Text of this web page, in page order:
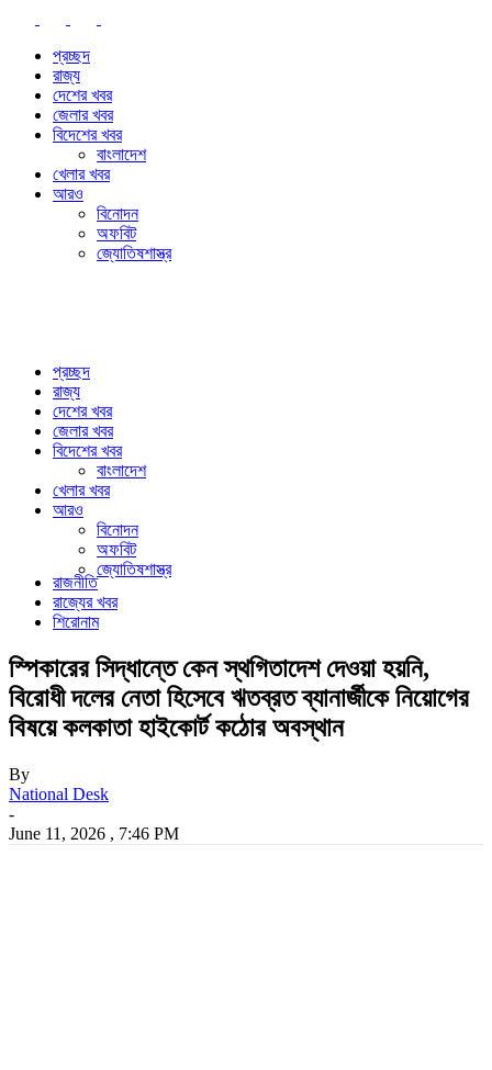
প্রচ্ছদ
রাজ্য
দেশের খবর
জেলার খবর
বিদেশের খবর
বাংলাদেশ
খেলার খবর
আরও
বিনোদন
অফবিট
জ্যোতিষশাস্ত্র
প্রচ্ছদ
রাজ্য
দেশের খবর
জেলার খবর
বিদেশের খবর
বাংলাদেশ
খেলার খবর
আরও
বিনোদন
অফবিট
জ্যোতিষশাস্ত্র
রাজনীতি
রাজ্যের খবর
শিরোনাম
স্পিকারের সিদ্ধান্তে কেন স্থগিতাদেশ দেওয়া হয়নি,
বিরোধী দলের নেতা হিসেবে ঋতব্রত ব্যানার্জীকে নিয়োগের
বিষয়ে কলকাতা হাইকোর্ট কঠোর অবস্থান
By
National Desk
-
June 11, 2026 , 7:46 PM